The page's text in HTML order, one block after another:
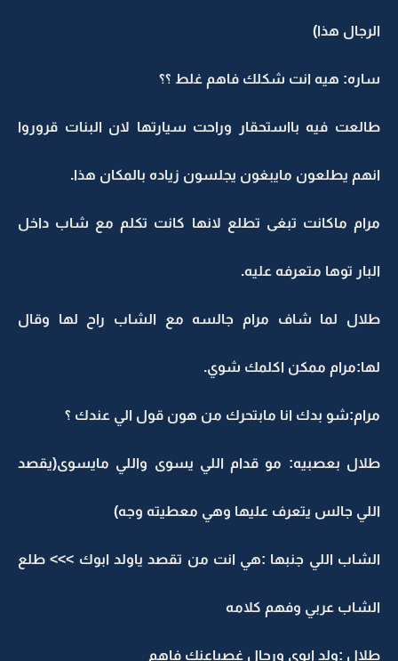
الرجال هذا)
ساره: هيه انت شكلك فاهم غلط ؟؟
طالعت فيه بااستحقار وراحت سيارتها لان البنات قروروا
انهم يطلعون مايبغون يجلسون زياده بالمكان هذا.
مرام ماكانت تبغى تطلع لانها كانت تكلم مع شاب داخل
البار توها متعرفه عليه.
طلال لما شاف مرام جالسه مع الشاب راح لها وقال
لها:مرام ممكن اكلمك شوي.
مرام:شو بدك انا مابتحرك من هون قول الي عندك ؟
طلال بعصبيه: مو قدام اللي يسوى واللي مايسوى(يقصد
اللي جالس يتعرف عليها وهي معطيته وجه)
الشاب اللي جنبها :هي انت من تقصد ياولد ابوك >>> طلع
الشاب عربي وفهم كلامه
طلال :ولد ابوي ورجال غصباعنك فاهم